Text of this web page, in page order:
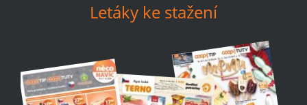
Letáky ke stažení